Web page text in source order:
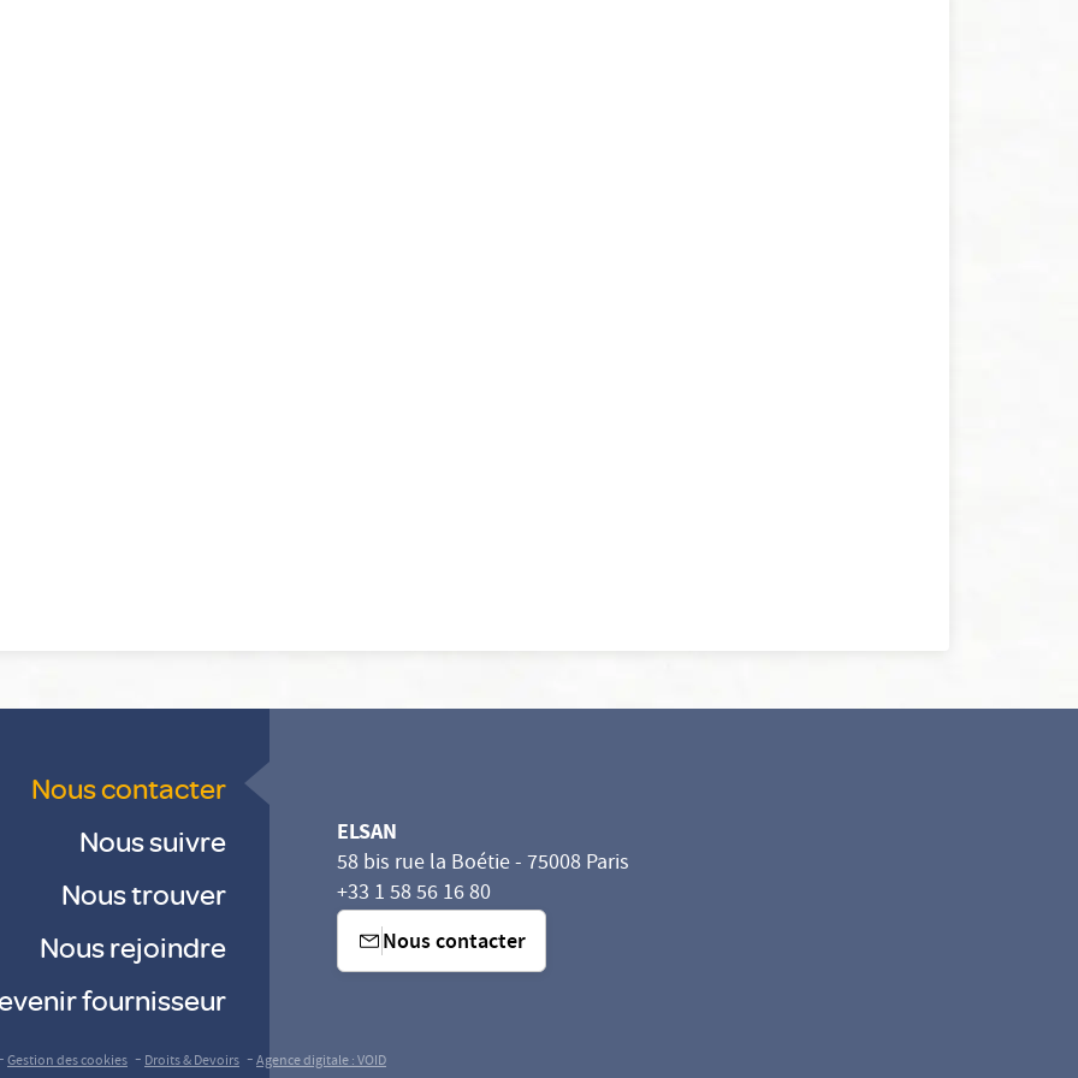
vos Options
paramètres de confidentialité, en garantissant la conformité avec les réglementations. Personnalisez vos
Nous contacter
Nous suivre
Nous trouver
Nous rejoindre
fournisseur
ELSAN
58 bis rue la Boétie - 75008 Paris
+33 1 58 56 16 80
Nous contacter
Gestion des cookies -Droits & Devoirs -Agence digitale : VOID